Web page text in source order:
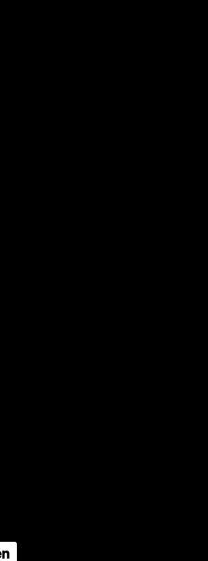
vermerkt.
ersten Vorstellung
der Bundesregierung für